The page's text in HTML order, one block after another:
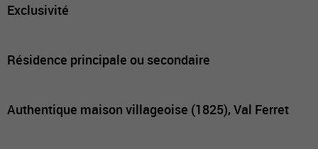
Exclusivité
Résidence principale ou secondaire
Authentique maison villageoise (1825), Val Ferret